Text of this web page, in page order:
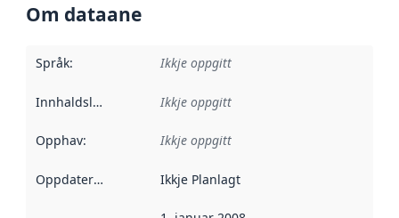
Om dataane
Språk: Ikkje oppgitt
Innhaldsleverandørar :
Ikkje oppgitt
Opphav: Ikkje oppgitt
Oppdateringsfrekvens :
Ikkje Planlagt